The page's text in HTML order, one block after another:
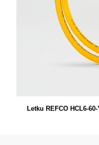
Letku REFCO HCL6-